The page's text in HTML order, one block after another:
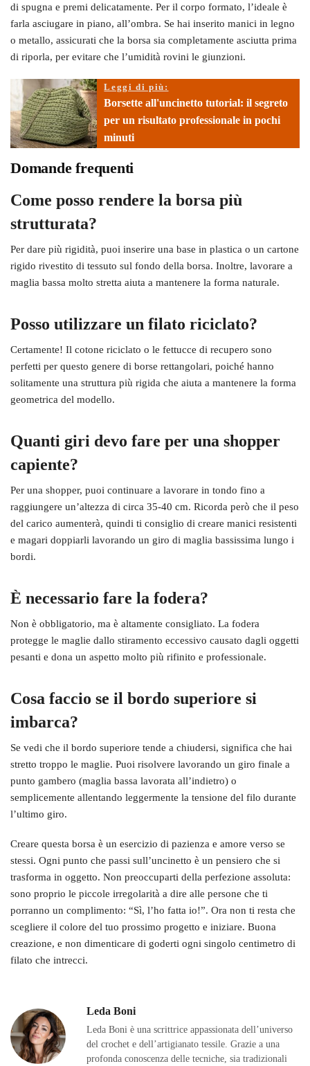
di spugna e premi delicatamente. Per il corpo formato, l’ideale è
farla asciugare in piano, all’ombra. Se hai inserito manici in legno
o metallo, assicurati che la borsa sia completamente asciutta prima
di riporla, per evitare che l’umidità rovini le giunzioni.
Leggi di più:
Borsette all'uncinetto tutorial: il segreto
per un risultato professionale in pochi
minuti
Domande frequenti
Come posso rendere la borsa più
strutturata?
Per dare più rigidità, puoi inserire una base in plastica o un cartone
rigido rivestito di tessuto sul fondo della borsa. Inoltre, lavorare a
maglia bassa molto stretta aiuta a mantenere la forma naturale.
Posso utilizzare un filato riciclato?
Certamente! Il cotone riciclato o le fettucce di recupero sono
perfetti per questo genere di borse rettangolari, poiché hanno
solitamente una struttura più rigida che aiuta a mantenere la forma
geometrica del modello.
Quanti giri devo fare per una shopper
capiente?
Per una shopper, puoi continuare a lavorare in tondo fino a
raggiungere un’altezza di circa 35-40 cm. Ricorda però che il peso
del carico aumenterà, quindi ti consiglio di creare manici resistenti
e magari doppiarli lavorando un giro di maglia bassissima lungo i
bordi.
È necessario fare la fodera?
Non è obbligatorio, ma è altamente consigliato. La fodera
protegge le maglie dallo stiramento eccessivo causato dagli oggetti
pesanti e dona un aspetto molto più rifinito e professionale.
Cosa faccio se il bordo superiore si
imbarca?
Se vedi che il bordo superiore tende a chiudersi, significa che hai
stretto troppo le maglie. Puoi risolvere lavorando un giro finale a
punto gambero (maglia bassa lavorata all’indietro) o
semplicemente allentando leggermente la tensione del filo durante
l’ultimo giro.
Creare questa borsa è un esercizio di pazienza e amore verso se
stessi. Ogni punto che passi sull’uncinetto è un pensiero che si
trasforma in oggetto. Non preoccuparti della perfezione assoluta:
sono proprio le piccole irregolarità a dire alle persone che ti
porranno un complimento: “Sì, l’ho fatta io!”. Ora non ti resta che
scegliere il colore del tuo prossimo progetto e iniziare. Buona
creazione, e non dimenticare di goderti ogni singolo centimetro di
filato che intrecci.
Leda Boni
Leda Boni è una scrittrice appassionata dell’universo
del crochet e dell’artigianato tessile. Grazie a una
profonda conoscenza delle tecniche, sia tradizionali